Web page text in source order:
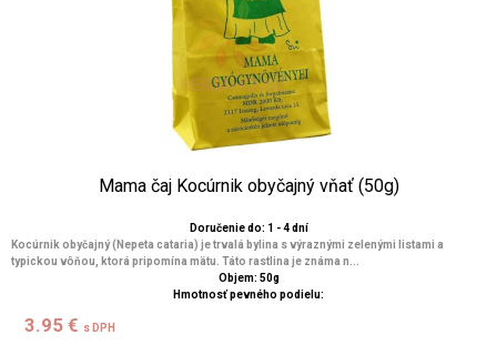
Mama čaj Kocúrnik obyčajný vňať (50g)
Doručenie do: 1 - 4 dní
Kocúrnik obyčajný (Nepeta cataria) je trvalá bylina s výraznými zelenými listami a
typickou vôňou, ktorá pripomína mätu. Táto rastlina je známa n...
Objem: 50g
Hmotnosť pevného podielu:
3.95 € s DPH